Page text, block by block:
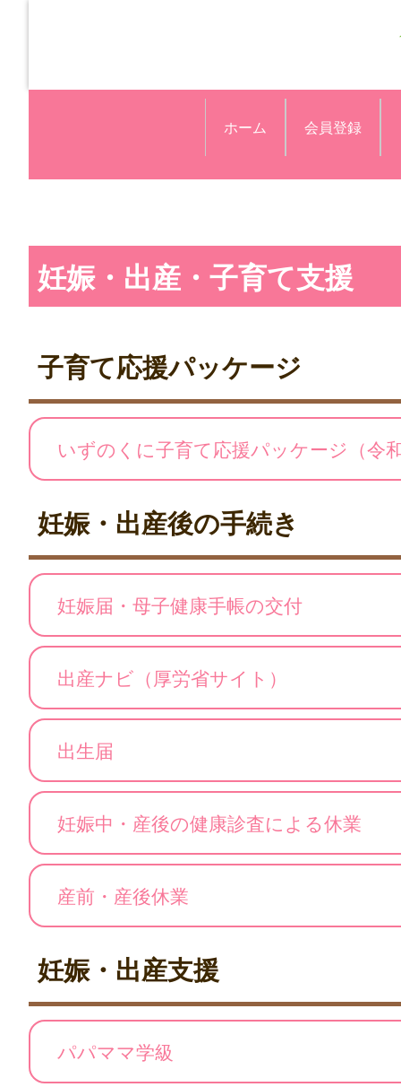
ホーム 会員登録
妊娠・出産・子育て支援
子育て応援パッケージ
いずのくに子育て応援パッケージ（令
妊娠・出産後の手続き
妊娠届・母子健康手帳の交付
出産ナビ（厚労省サイト）
出生届
妊娠中・産後の健康診査による休業
産前・産後休業
妊娠・出産支援
パパママ学級